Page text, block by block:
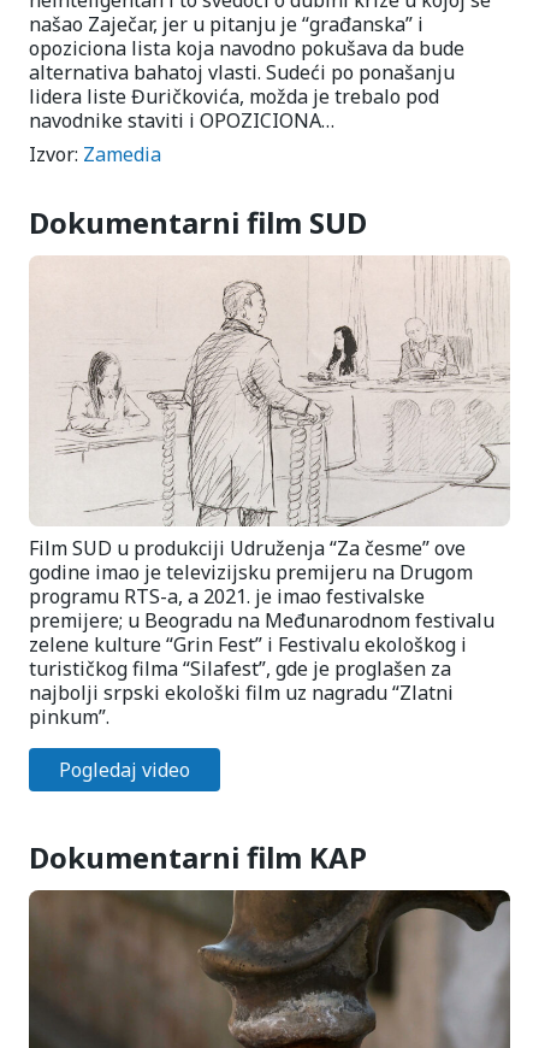
našao Zaječar, jer u pitanju je “građanska” i
opoziciona lista koja navodno pokušava da bude
alternativa bahatoj vlasti. Sudeći po ponašanju
lidera liste Đuričkovića, možda je trebalo pod
navodnike staviti i OPOZICIONA…
Izvor: Zamedia
Dokumentarni film SUD
Film SUD u produkciji Udruženja “Za česme” ove
godine imao je televizijsku premijeru na Drugom
programu RTS-a, a 2021. je imao festivalske
premijere; u Beogradu na Međunarodnom festivalu
zelene kulture “Grin Fest” i Festivalu ekološkog i
turističkog filma “Silafest”, gde je proglašen za
najbolji srpski ekološki film uz nagradu “Zlatni
pinkum”.
Pogledaj video
Dokumentarni film KAP